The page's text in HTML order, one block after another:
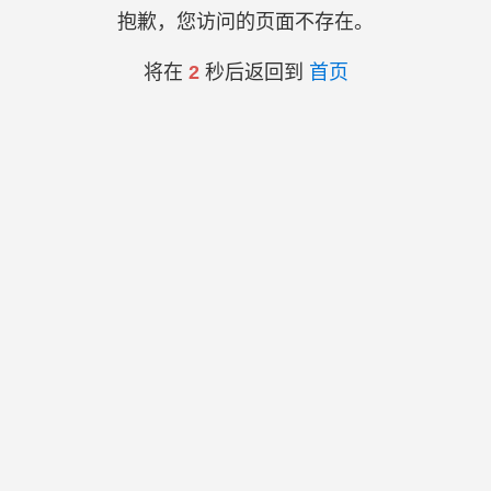
抱歉，您访问的页面不存在。
将在 2秒后返回到 首页